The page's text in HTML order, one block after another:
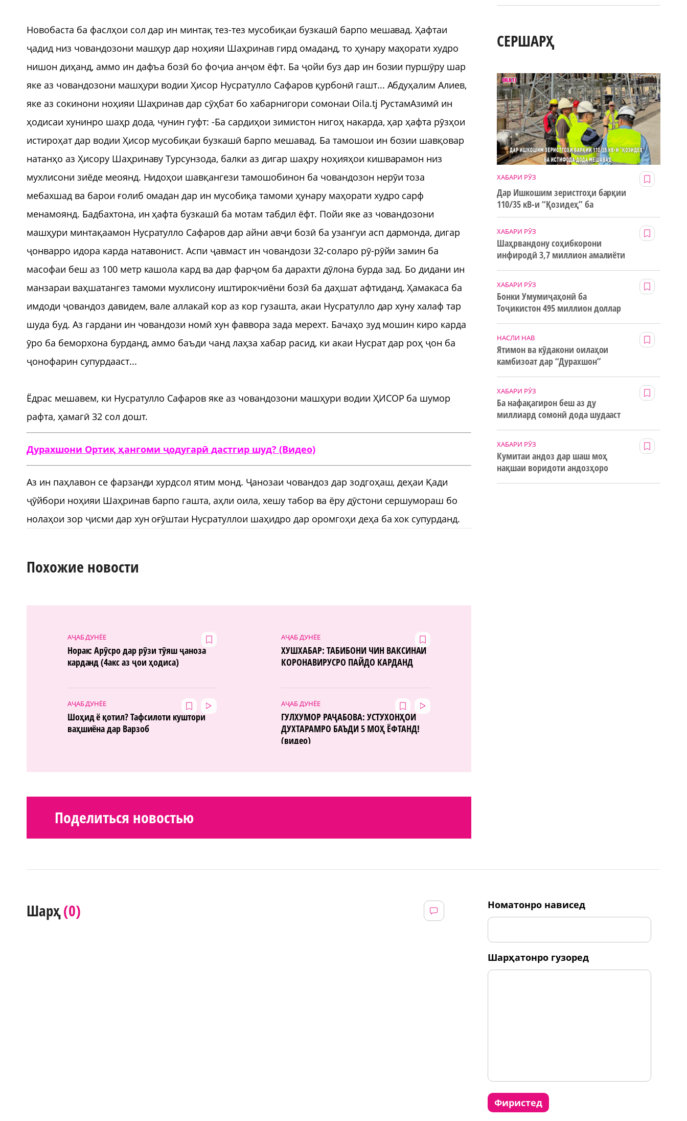
Новобаста ба фаслҳои сол дар ин минтақ тез-тез мусобиқаи бузкашӣ барпо мешавад. Ҳафтаи
ҷадид низ човандозони машҳур дар ноҳияи Шаҳринав гирд омаданд, то ҳунару маҳорати худро
нишон диҳанд, аммо ин дафъа бозӣ бо фоҷиа анҷом ёфт. Ба ҷойи буз дар ин бозии пуршӯру шар
яке аз човандозони машҳури водии Ҳисор Нусратулло Сафаров қурбонӣ гашт... Абдуҳалим Алиев,
яке аз сокинони ноҳияи Шаҳринав дар сӯҳбат бо хабарнигори сомонаи Oila.tj РустамАзимӣ ин
ҳодисаи хунинро шаҳр дода, чунин гуфт: -Ба сардиҳои зимистон нигоҳ накарда, ҳар ҳафта рӯзҳои
истироҳат дар водии Ҳисор мусобиқаи бузкашӣ барпо мешавад. Ба тамошои ин бозии шавқовар
натанҳо аз Ҳисору Шаҳринаву Турсунзода, балки аз дигар шаҳру ноҳияҳои кишварамон низ
мухлисони зиёде меоянд. Нидоҳои шавқангези тамошобинон ба човандозон нерӯи тоза
мебахшад ва барои ғолиб омадан дар ин мусобиқа тамоми ҳунару маҳорати худро сарф
менамоянд. Бадбахтона, ин ҳафта бузкашӣ ба мотам табдил ёфт. Пойи яке аз човандозони
машҳури минтақаамон Нусратулло Сафаров дар айни авҷи бозӣ ба узангуи асп дармонда, дигар
ҷонварро идора карда натавонист. Аспи ҷавмаст ин човандози 32-соларо рӯ-рӯйи замин ба
масофаи беш аз 100 метр кашола кард ва дар фарҷом ба дарахти дӯлона бурда зад. Бо дидани ин
манзараи ваҳшатангез тамоми мухлисону иштирокчиёни бозӣ ба даҳшат афтиданд. Ҳамакаса ба
имдоди ҷовандоз давидем, вале аллакай кор аз кор гузашта, акаи Нусратулло дар хуну халаф тар
шуда буд. Аз гардани ин човандози номӣ хун фаввора зада мерехт. Бачаҳо зуд мошин киро карда
ӯро ба беморхона бурданд, аммо баъди чанд лаҳза хабар расид, ки акаи Нусрат дар роҳ ҷон ба
ҷонофарин супурдааст...
Ёдрас мешавем, ки Нусратулло Сафаров яке аз човандозони машҳури водии ҲИСОР ба шумор
рафта, ҳамагӣ 32 сол дошт.
Дурахшони Ортиқ ҳангоми ҷодугарӣ дастгир шуд? (Видео)
Аз ин паҳлавон се фарзанди хурдсол ятим монд. Ҷанозаи човандоз дар зодгоҳаш, деҳаи Қади
ҷӯйбори ноҳияи Шаҳринав барпо гашта, аҳли оила, хешу табор ва ёру дӯстони сершумораш бо
нолаҳои зор ҷисми дар хун оғӯштаи Нусратуллои шаҳидро дар оромгоҳи деҳа ба хок супурданд.
Похожие новости
АҶАБ ДУНЁЕ
Норак: Арӯсро дар рӯзи тӯяш ҷаноза
карданд (4акс аз ҷои ҳодиса)
АҶАБ ДУНЁЕ
ХУШХАБАР: ТАБИБОНИ ЧИН ВАКСИНАИ
КОРОНАВИРУСРО ПАЙДО КАРДАНД
АҶАБ ДУНЁЕ
Шоҳид ё қотил? Тафсилоти куштори
ваҳшиёна дар Варзоб
АҶАБ ДУНЁЕ
ГУЛХУМОР РАҶАБОВА: УСТУХОНҲОИ
ДУХТАРАМРО БАЪДИ 5 МОҲ ЁФТАНД!
(видео)
Поделиться новостью
СЕРШАРҲ
ХАБАРИ РӮЗ
Дар Ишкошим зеристгоҳи барқии
110/35 кВ-и “Қозидеҳ” ба
истифода дода мешавад
ХАБАРИ РӮЗ
Шаҳрвандону соҳибкорони
инфиродӣ 3,7 миллион амалиёти
ХАБАРИ РӮЗ
Бонки Умумиҷаҳонӣ ба
Тоҷикистон 495 миллион доллар
НАСЛИ НАВ
Ятимон ва кӯдакони оилаҳои
камбизоат дар “Дурахшон”
ХАБАРИ РӮЗ
Ба нафақагирон беш аз ду
миллиард сомонӣ дода шудааст
ХАБАРИ РӮЗ
Кумитаи андоз дар шаш моҳ
нақшаи воридоти андозҳоро
Шарҳ(0) номатонро нависед
шарҳатонро гузоред
фиристед